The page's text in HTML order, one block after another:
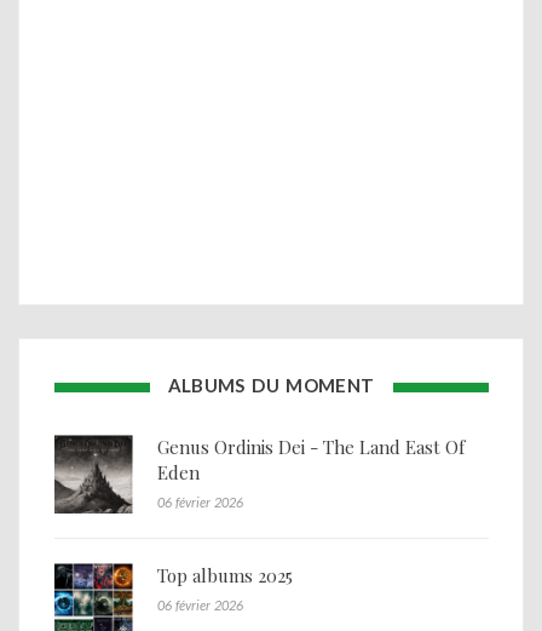
ALBUMS DU MOMENT
Genus Ordinis Dei - The Land East Of
Eden
06 février 2026
Top albums 2025
06 février 2026